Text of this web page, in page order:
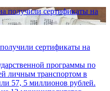
сертификаты на
программы по
личным транспортом в
57, 5 миллионов рублей.